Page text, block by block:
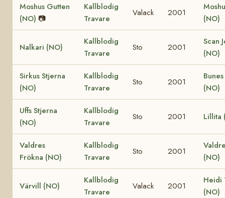
Moshus Gutten
(NO) 📷
Kallblodig
Travare
Valack 2001
(NO)
Nalkari (NO)
Kallblodig
Travare
Sto 2001
Scan
(NO)
Sirkus Stjerna
(NO)
Kallblodig
Travare
Sto 2001
(NO)
Uffs Stjerna
(NO)
Kallblodig
Travare
Sto 2001 Lillita
Valdres
Frökna (NO)
Kallblodig
Travare
Sto 2001
(NO)
Värvill (NO)
Kallblodig
Travare
Valack 2001
Heidi
(NO)